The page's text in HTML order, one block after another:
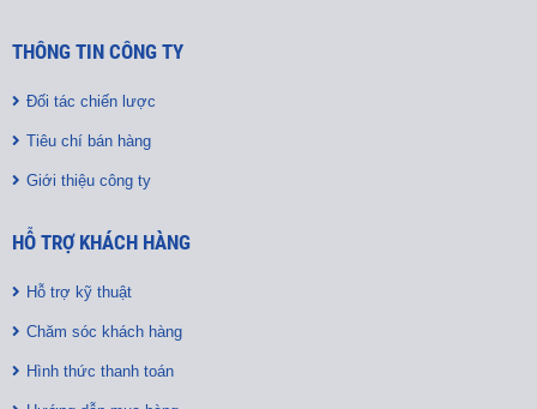
THÔNG TIN CÔNG TY
Đối tác chiến lược
Tiêu chí bán hàng
Giới thiệu công ty
HỖ TRỢ KHÁCH HÀNG
Hỗ trợ kỹ thuật
Chăm sóc khách hàng
Hình thức thanh toán